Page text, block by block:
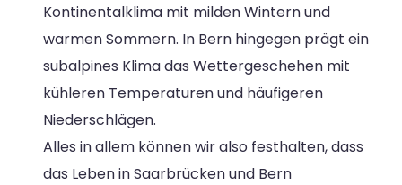
Kontinentalklima mit milden Wintern und
warmen Sommern. In Bern hingegen prägt ein
subalpines Klima das Wettergeschehen mit
kühleren Temperaturen und häufigeren
Niederschlägen.
Alles in allem können wir also festhalten, dass
das Leben in Saarbrücken und Bern